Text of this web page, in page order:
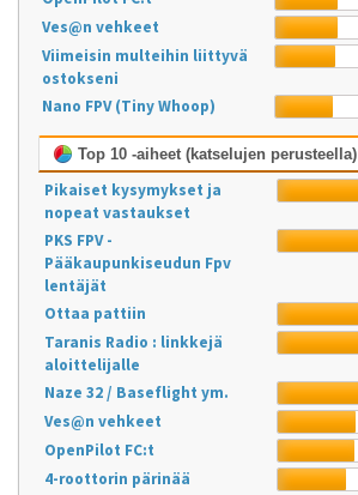
Ves@n vehkeet
Viimeisin multeihin liittyvä
ostokseni
Nano FPV (Tiny Whoop)
Top 10 -aiheet (katselujen perusteella)
Pikaiset kysymykset ja
nopeat vastaukset
PKS FPV -
Pääkaupunkiseudun Fpv
lentäjät
Ottaa pattiin
Taranis Radio : linkkejä
aloittelijalle
Naze 32 / Baseflight ym.
Ves@n vehkeet
OpenPilot FC:t
4-roottorin pärinää